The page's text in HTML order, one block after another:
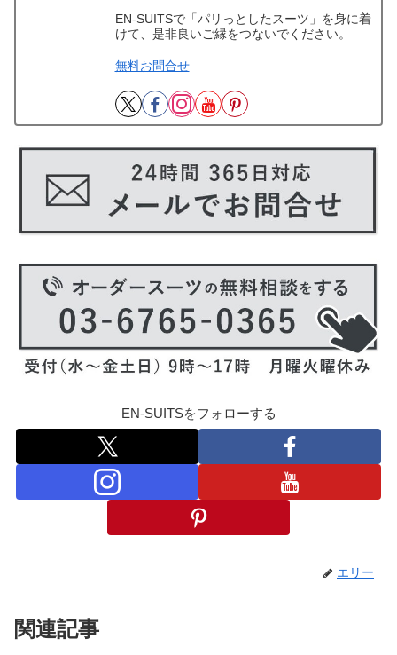
EN-SUITSで「パリっとしたスーツ」を身に着
けて、是非良いご縁をつないでください。
無料お問合せ
EN-SUITSをフォローする
エリー
関連記事